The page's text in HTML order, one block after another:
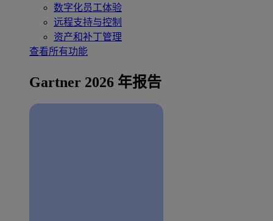
数字化员工体验
远程支持与控制
资产和补丁管理
查看所有功能
Gartner 2026 年报告